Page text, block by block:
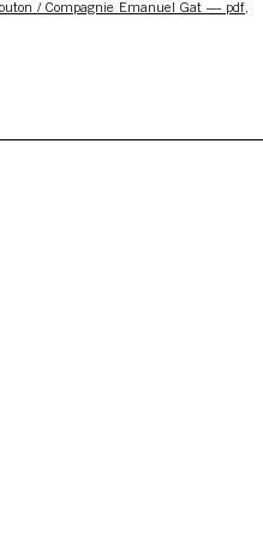
/ Compagnie Emanuel Gat — pdf,